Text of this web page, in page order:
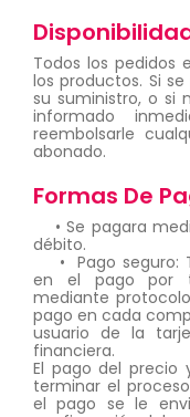
Todos los pedidos
los productos. Si
su suministro, o si
informado
reembolsarle
abonado.
Formas De
• Se pagara
débito.
• Pago seguro:
en el pago por
mediante
pago en cada
usuario de la
financiera.
El pago del precio
terminar el
el pago se le